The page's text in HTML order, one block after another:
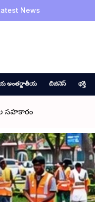
News
అంతర్జాతీయ బిజినెస్ భక్తి
సహకారం